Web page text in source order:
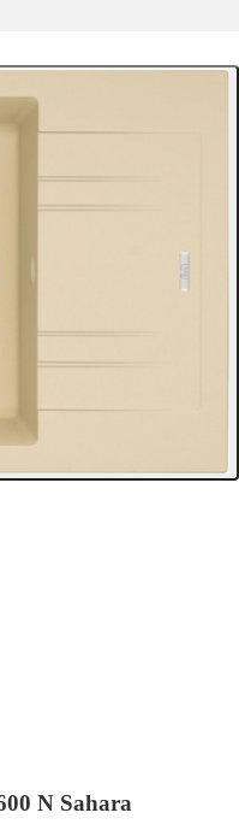
N Sahara